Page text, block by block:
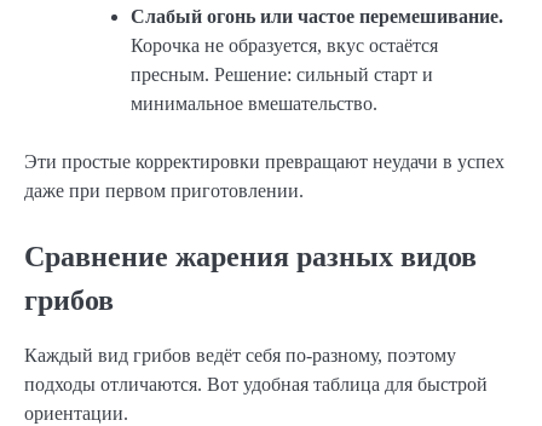
Слабый огонь или частое перемешивание.
Корочка не образуется, вкус остаётся
пресным. Решение: сильный старт и
минимальное вмешательство.
Эти простые корректировки превращают неудачи в успех
даже при первом приготовлении.
Сравнение жарения разных видов
грибов
Каждый вид грибов ведёт себя по-разному, поэтому
подходы отличаются. Вот удобная таблица для быстрой
ориентации.